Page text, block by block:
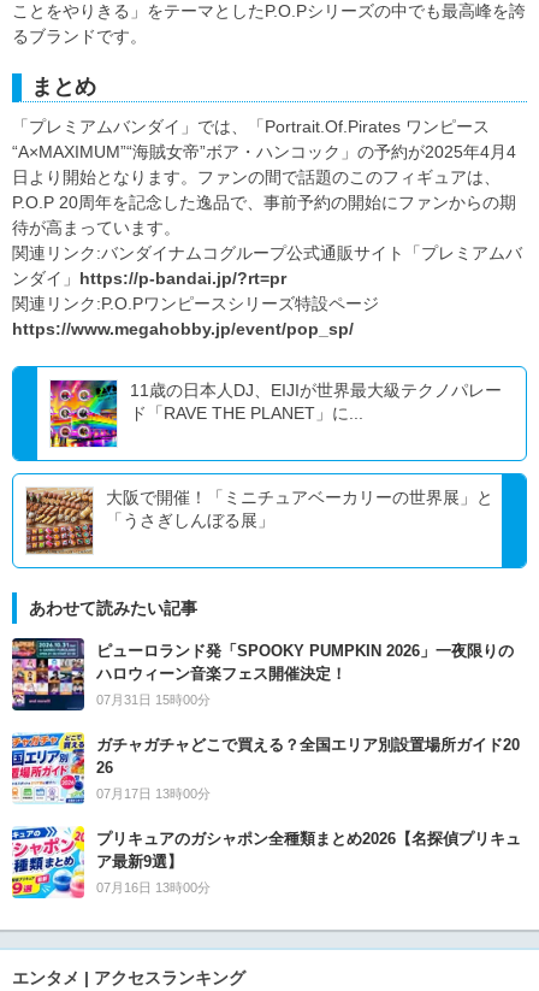
ことをやりきる」をテーマとしたP.O.Pシリーズの中でも最高峰を誇
るブランドです。
まとめ
「プレミアムバンダイ」では、「Portrait.Of.Pirates ワンピース
“A×MAXIMUM”“海賊女帝”ボア・ハンコック」の予約が2025年4月4
日より開始となります。ファンの間で話題のこのフィギュアは、
P.O.P 20周年を記念した逸品で、事前予約の開始にファンからの期
待が高まっています。
関連リンク:バンダイナムコグループ公式通販サイト「プレミアムバ
ンダイ」 https://p-bandai.jp/?rt=pr
関連リンク:P.O.Pワンピースシリーズ特設ページ
https://www.megahobby.jp/event/pop_sp/
11歳の日本人DJ、EIJIが世界最大級テクノパレー
ド「RAVE THE PLANET」に...
大阪で開催！「ミニチュアベーカリーの世界展」と
「うさぎしんぼる展」
あわせて読みたい記事
ピューロランド発「SPOOKY PUMPKIN 2026」一夜限りの
ハロウィーン音楽フェス開催決定！
07月31日 15時00分
ガチャガチャどこで買える？全国エリア別設置場所ガイド20
26
07月17日 13時00分
プリキュアのガシャポン全種類まとめ2026【名探偵プリキュ
ア最新9選】
07月16日 13時00分
エンタメ | アクセスランキング